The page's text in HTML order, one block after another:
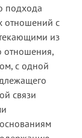
подхода
отношений с
из
отношения,
с одной
связи